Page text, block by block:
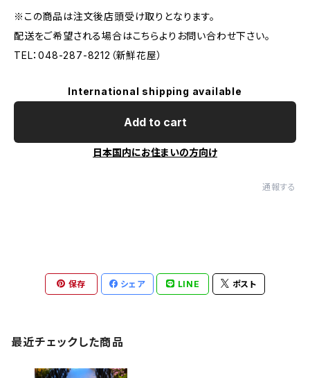
※この商品は注文後店頭受け取りとなります。
配送をご希望される場合はこちらよりお問い合わせ下さい。
TEL：048-287-8212（新鮮花屋）
International shipping available
Add to cart
日本国内にお住まいの方向け
通報する
保存 シェア LINE ポスト
最近チェックした商品